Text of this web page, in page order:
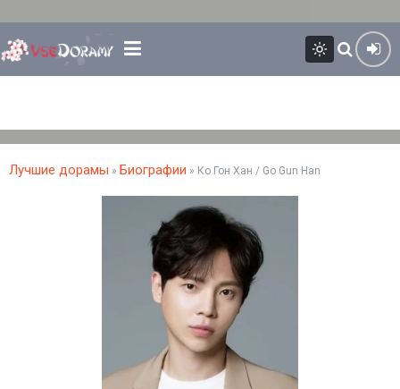
Лучшие дорамы » Биографии » Ко Гон Хан / Go Gun Han